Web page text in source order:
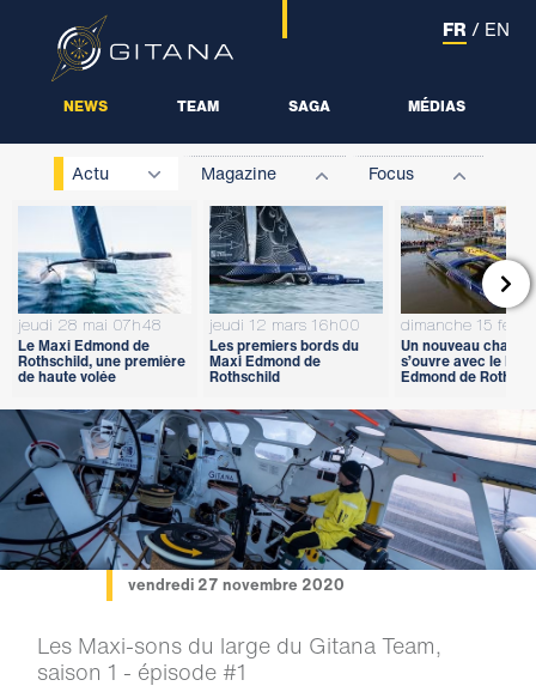
NEWS TEAM SAGA MÉDIAS
FR / EN
Actu Magazine Focus
jeudi 28 mai 07h48
Le Maxi Edmond de
Rothschild, une première
de haute volée
jeudi 12 mars 16h00
Les premiers bords du
Maxi Edmond de
Rothschild
dimanche 15
Un nouveau
s’ouvre avec le Maxi
Edmond de

vendredi 27 novembre 2020
Les Maxi-sons du large du Gitana Team,
saison 1 - épisode #1